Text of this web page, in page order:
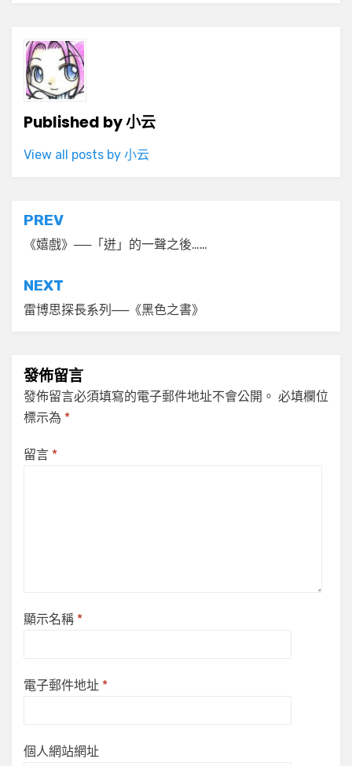
Published by小云
View all posts by 小云
文
章
導
覽
PREV
《嬉戲》──「迸」的一聲之後……
NEXT
雷博思探長系列──《黑色之書》
發佈留言
發佈留言必須填寫的電子郵件地址不會公開。 必填欄位
標示為 *
留言 *
顯示名稱 *
電子郵件地址 *
個人網站網址